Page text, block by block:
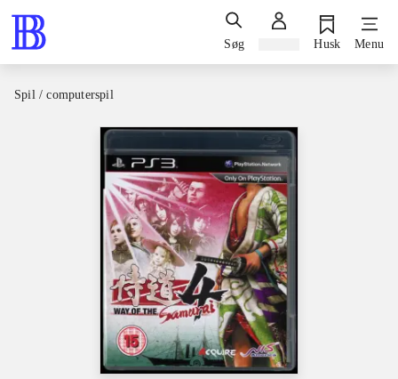
Søg Husk Menu
Spil / computerspil